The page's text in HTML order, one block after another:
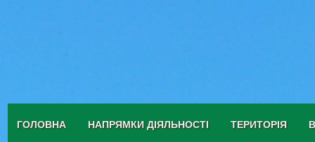
ГОЛОВНА НАПРЯМКИ ДІЯЛЬНОСТІ ТЕРИТОРІЯ